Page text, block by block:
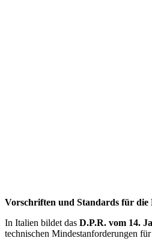
Vorschriften und Standards für
In Italien bildet das D.P.R. vom 14.
technischen Mindestanforderungen